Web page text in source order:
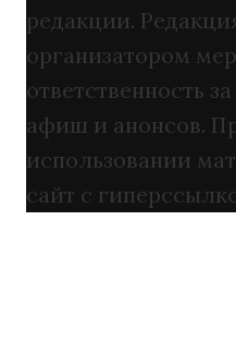
редакции.
организатором
ответственность
афиш и анонсов.
использовании
сайт с